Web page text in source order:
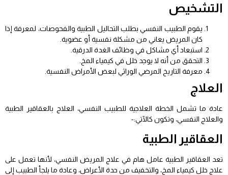
التشخيص
يقوم الطبيب النفسي بطلب التحاليل الطبية والفحوصات، لمعرفة إذا
كان المريض يعاني من مشكلة نفسية أو عضوية.
استبعاد أي مشاكل في وظائف الغدة الدرقية.
التحقق من أنه لا يوجد خلل في كيمياء المخ.
معرفة التاريخ المرضي الوراثي لبعض الأمراض النفسية.
العلاج
عادة ما تشمل الخطة العلاجية للطبيب النفسي، العلاج بالعقاقير الطبية
والعلاج النفسي، وتكون كالآتي:-
العقاقير الطبية
تعد العقاقير الطبية عامل هام في علاج المريض النفسي، لأنها تعمل على
علاج خلل كيمياء المخ، والتخفيف من حدة الأعراض، وعادة ما يلجأ الطبيب إلى